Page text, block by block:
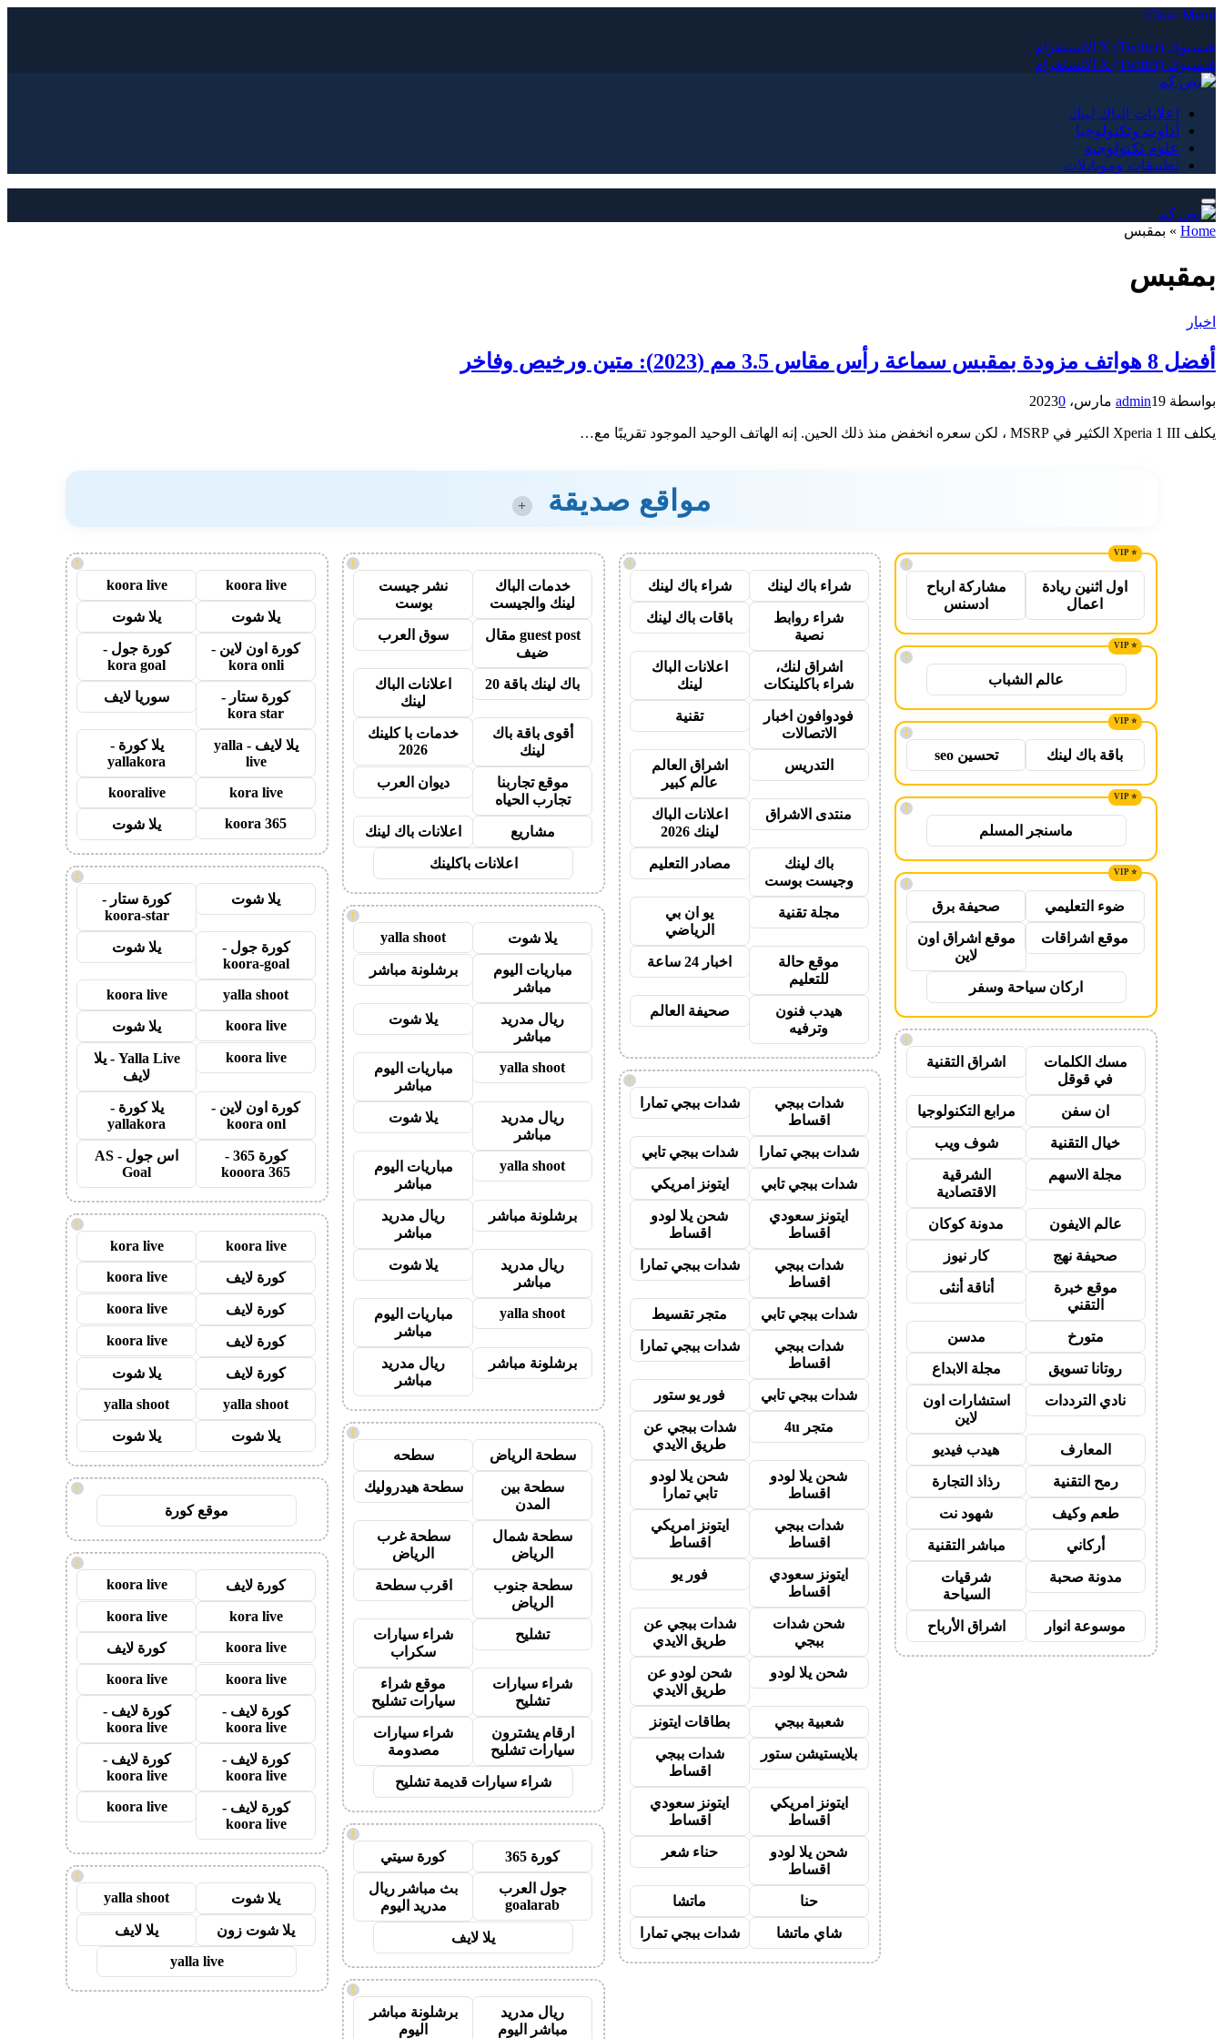
Close Menu
فيسبوك X (Twitter) الانستغرام
فيسبوك X (Twitter) الانستغرام
اعلانات الباك لينك
أداوت وتكنولوجيا
علوم تكنولوجية
تطبيقات وموبايلات
Home
» بمقبس
بمقبس
اخبار
أفضل 8 هواتف مزودة بمقبس سماعة رأس مقاس 3.5 مم (2023): متين ورخيص وفاخر
بواسطة admin19 مارس، 2023 0
يكلف Xperia 1 III الكثير في MSRP ، لكن سعره انخفض منذ ذلك الحين. إنه الهاتف الوحيد الموجود تقريبًا مع…
مواقع صديقة +
!
اول اثنين ريادة
اعمال
مشاركة ارباح
ادسنس
!
عالم الشباب
!
باقة باك لينك تحسين seo
!
ماسنجر المسلم
!
ضوء التعليمي صحيفة برق
موقع اشراقات
موقع اشراق اون
لاين
اركان سياحة وسفر
!
مسك الكلمات
في قوقل
اشراق التقنية
ان سفن مرابع التكنولوجيا
خيال التقنية شوف ويب
مجلة الاسهم
الشرقية
الاقتصادية
عالم الايفون مدونة كوكان
صحيفة نهج كار نيوز
موقع خبرة
التقني
أناقة أنثى
متورخ مدسن
روتانا تسويق مجلة الابداع
نادي الترددات
استشارات اون
لاين
المعارف هيدب فيديو
رمح التقنية رذاذ التجارة
طعم وكيف شهود نت
أركاني مباشر التقنية
مدونة صحبة
شرقيات
السياحة
موسوعة انوار اشراق الأرباح
!
شراء باك لينك شراء باك لينك
شراء روابط
نصية
باقات باك لينك
اشراق لنك،
شراء باكلينكات
اعلانات الباك
لينك
فودوافون اخبار
الاتصالات
تقنية
التدريس
اشراق العالم
عالم كبير
منتدى الاشراق
اعلانات الباك
لينك 2026
باك لينك
وجيست بوست
مصادر التعليم
مجلة تقنية
يو ان بي
الرياضي
موقع حالة
للتعليم
اخبار 24 ساعة
هيدب فنون
وترفيه
صحيفة العالم
!
شدات ببجي
اقساط
شدات ببجي تمارا
شدات ببجي تمارا شدات ببجي تابي
شدات ببجي تابي ايتونز امريكي
ايتونز سعودي
اقساط
شحن يلا لودو
اقساط
شدات ببجي
اقساط
شدات ببجي تمارا
شدات ببجي تابي متجر تقسيط
شدات ببجي
اقساط
شدات ببجي تمارا
شدات ببجي تابي فور يو ستور
متجر 4u
شدات ببجي عن
طريق الايدي
شحن يلا لودو
اقساط
شحن يلا لودو
تابي تمارا
شدات ببجي
اقساط
ايتونز امريكي
اقساط
ايتونز سعودي
اقساط
فور يو
شحن شدات
ببجي
شدات ببجي عن
طريق الايدي
شحن يلا لودو
شحن لودو عن
طريق الايدي
شعبية ببجي بطاقات ايتونز
بلايستيشن ستور
شدات ببجي
اقساط
ايتونز امريكي
اقساط
ايتونز سعودي
اقساط
شحن يلا لودو
اقساط
حناء شعر
حنا ماتشا
شاي ماتشا شدات ببجي تمارا
!
خدمات الباك
لينك والجيست
نشر جيست
بوست
guest post مقال
ضيف
سوق العرب
باك لينك باقة 20
اعلانات الباك
لينك
أقوى باقة باك
لينك
خدمات با كلينك
2026
موقع تجاربنا
تجارب الحياه
ديوان العرب
مشاريع اعلانات باك لينك
اعلانات باكلينك
!
يلا شوت yalla shoot
مباريات اليوم
مباشر
برشلونة مباشر
ريال مدريد
مباشر
يلا شوت
yalla shoot
مباريات اليوم
مباشر
ريال مدريد
مباشر
يلا شوت
yalla shoot
مباريات اليوم
مباشر
برشلونة مباشر
ريال مدريد
مباشر
ريال مدريد
مباشر
يلا شوت
yalla shoot
مباريات اليوم
مباشر
برشلونة مباشر
ريال مدريد
مباشر
!
سطحة الرياض سطحه
سطحة بين
المدن
سطحة هيدروليك
سطحة شمال
الرياض
سطحة غرب
الرياض
سطحة جنوب
الرياض
اقرب سطحة
تشليح
شراء سيارات
سكراب
شراء سيارات
تشليح
موقع شراء
سيارات تشليح
ارقام يشترون
سيارات تشليح
شراء سيارات
مصدومة
شراء سيارات قديمة تشليح
!
كورة 365 كورة سيتي
جول العرب
goalarab
بث مباشر ريال
مدريد اليوم
يلا لايف
!
ريال مدريد
مباشر اليوم
برشلونة مباشر
اليوم
!
koora live
koora live
يلا شوت يلا شوت
كورة اون لاين -
kora onli
كورة جول -
kora goal
كورة ستار -
kora star
سوريا لايف
يلا لايف - yalla
live
يلا كورة -
yallakora
kora live
kooralive
koora 365
يلا شوت
!
يلا شوت
كورة ستار -
koora-star
كورة جول -
koora-goal
يلا شوت
yalla shoot
koora live
koora live
يلا شوت
koora live
Yalla Live - يلا
لايف
كورة اون لاين -
koora onl
يلا كورة -
yallakora
كورة 365 -
kooora 365
اس جول - AS
Goal
!
koora live
kora live
كورة لايف koora live
كورة لايف koora live
كورة لايف koora live
كورة لايف
يلا شوت
yalla shoot
yalla shoot
يلا شوت يلا شوت
!
موقع كورة
!
كورة لايف koora live
kora live
koora live
koora live
كورة لايف
koora live
koora live
كورة لايف -
koora live
كورة لايف -
koora live
كورة لايف -
koora live
كورة لايف -
koora live
كورة لايف -
koora live
koora live
!
يلا شوت yalla shoot
يلا شوت زون
يلا لايف
yalla live